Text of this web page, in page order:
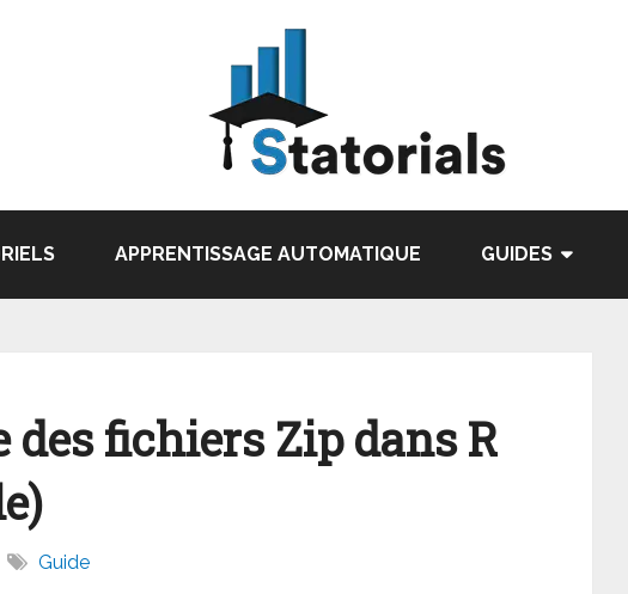
APPRENTISSAGE AUTOMATIQUE GUIDES
des fichiers Zip dans R
Guide